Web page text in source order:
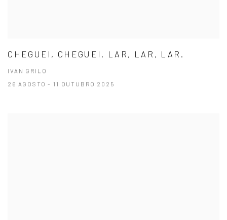
CHEGUEI, CHEGUEI. LAR, LAR, LAR.
IVAN GRILO
26 AGOSTO - 11 OUTUBRO 2025